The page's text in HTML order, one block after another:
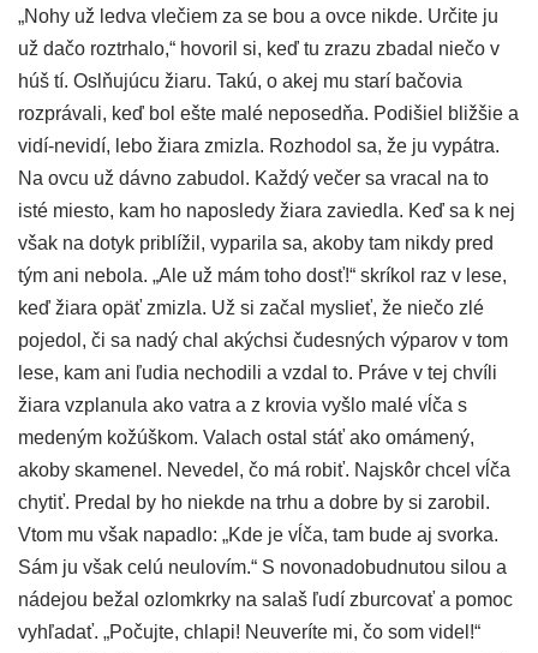
„Nohy už ledva vlečiem za se bou a ovce nikde. Určite ju
už dačo roztrhalo,“ hovoril si, keď tu zrazu zbadal niečo v
húš tí. Oslňujúcu žiaru. Takú, o akej mu starí bačovia
rozprávali, keď bol ešte malé neposedňa. Podišiel bližšie a
vidí-nevidí, lebo žiara zmizla. Rozhodol sa, že ju vypátra.
Na ovcu už dávno zabudol. Každý večer sa vracal na to
isté miesto, kam ho naposledy žiara zaviedla. Keď sa k nej
však na dotyk priblížil, vyparila sa, akoby tam nikdy pred
tým ani nebola. „Ale už mám toho dosť!“ skríkol raz v lese,
keď žiara opäť zmizla. Už si začal myslieť, že niečo zlé
pojedol, či sa nadý chal akýchsi čudesných výparov v tom
lese, kam ani ľudia nechodili a vzdal to. Práve v tej chvíli
žiara vzplanula ako vatra a z krovia vyšlo malé vĺča s
medeným kožúškom. Valach ostal stáť ako omámený,
akoby skamenel. Nevedel, čo má robiť. Najskôr chcel vĺča
chytiť. Predal by ho niekde na trhu a dobre by si zarobil.
Vtom mu však napadlo: „Kde je vĺča, tam bude aj svorka.
Sám ju však celú neulovím.“ S novonadobudnutou silou a
nádejou bežal ozlomkrky na salaš ľudí zburcovať a pomoc
vyhľadať. „Počujte, chlapi! Neuveríte mi, čo som videl!“